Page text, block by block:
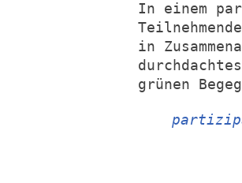
In einem
in
grünen